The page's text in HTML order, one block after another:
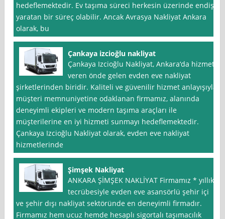
hedeflemektedir. Ev taşıma süreci herkesin üzerinde endişe
yaratan bir süreç olabilir. Ancak Avrasya Nakliyat Ankara
olarak, bu
Çankaya izcioğlu nakliyat
Çankaya Izcioğlu Nakliyat, Ankara‘da hizmet
veren önde gelen evden eve nakliyat
şirketlerinden biridir. Kaliteli ve güvenilir hizmet anlayışıyla
müşteri memnuniyetine odaklanan firmamız, alanında
deneyimli ekipleri ve modern taşıma araçları ile
müşterilerine en iyi hizmeti sunmayı hedeflemektedir.
Çankaya Izcioğlu Nakliyat olarak, evden eve nakliyat
hizmetlerinde
Şimşek Nakliyat
ANKARA ŞİMŞEK NAKLİYAT Firmamız * yıllık
tecrübesiyle evden eve asansörlü şehir içi
ve şehir dışı nakliyat sektöründe en deneyimli firmadır.
Firmamız hem ucuz hemde hesaplı sigortalı taşımacılık